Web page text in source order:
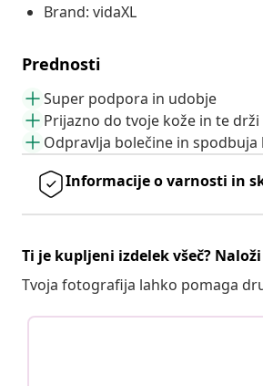
Brand: vidaXL
Prednosti
Super podpora in udobje
Prijazno do tvoje kože in te drži
Odpravlja bolečine in
Informacije o varnosti in
Ti je kupljeni izdelek všeč?
Tvoja fotografija lahko pomaga